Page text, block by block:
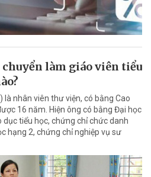
làm giáo viên tiểu
nhân viên thư viện, có bằng Cao
16 năm. Hiện ông có bằng Đại học
tiểu học, chứng chỉ chức danh
hạng 2, chứng chỉ nghiệp vụ sư